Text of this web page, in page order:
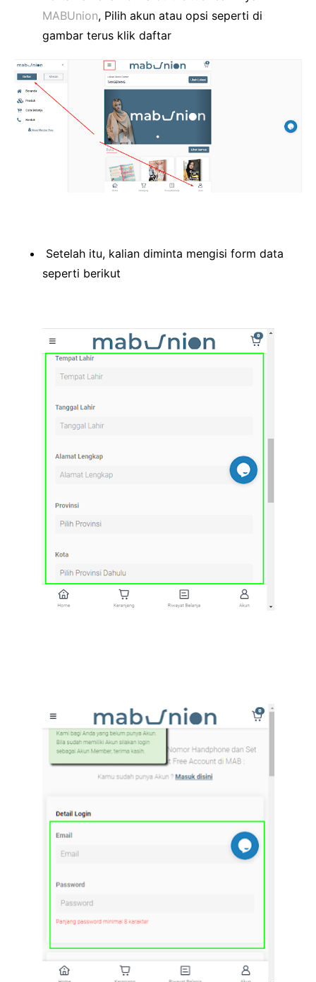
MABUnion, Pilih akun atau opsi seperti di
gambar terus klik daftar
Setelah itu, kalian diminta mengisi form data
seperti berikut